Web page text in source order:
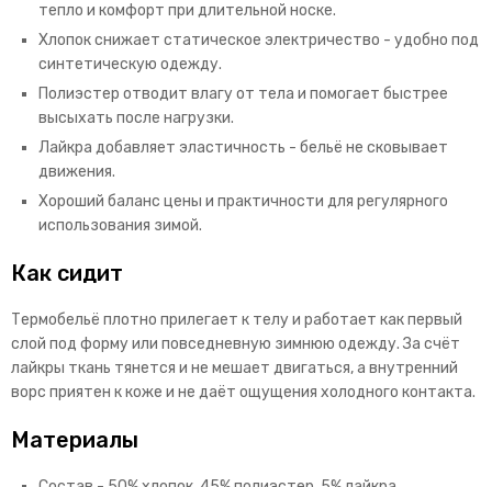
тепло и комфорт при длительной носке.
Хлопок снижает статическое электричество - удобно под
синтетическую одежду.
Полиэстер отводит влагу от тела и помогает быстрее
высыхать после нагрузки.
Лайкра добавляет эластичность - бельё не сковывает
движения.
Хороший баланс цены и практичности для регулярного
использования зимой.
Как сидит
Термобельё плотно прилегает к телу и работает как первый
слой под форму или повседневную зимнюю одежду. За счёт
лайкры ткань тянется и не мешает двигаться, а внутренний
ворс приятен к коже и не даёт ощущения холодного контакта.
Материалы